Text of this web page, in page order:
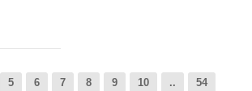
5 6 7 8 9 10 ..
54